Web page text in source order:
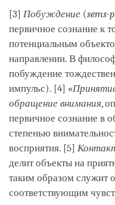
[3] Побуждение (sems-
первичное сознание к
потенциальным
направлении. В
побуждение
импульс). [4]
обращение внимания,
первичное сознание в
степенью
восприятия. [5]
делит объекты на
таким образом служит
соответствующим